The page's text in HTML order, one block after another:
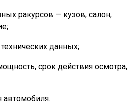
ракурсов — кузов, салон,
данных;
срок действия осмотра,
автомобиля.